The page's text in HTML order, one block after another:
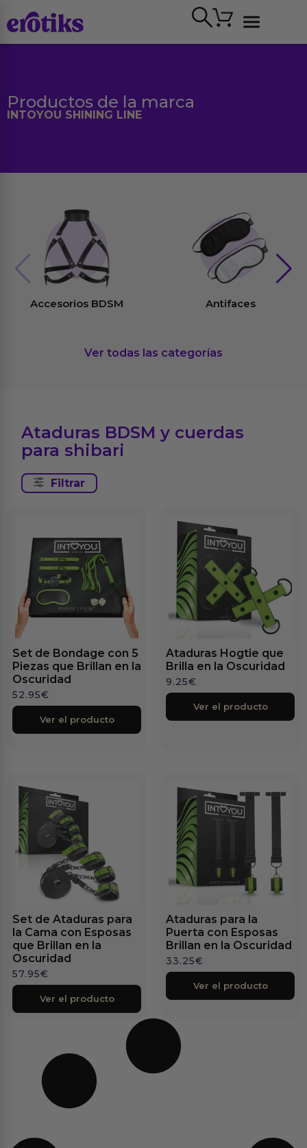
al
contenido
Carrito
Productos de la marca
INTOYOU SHINING LINE
Accesorios BDSM Antifaces
Ver todas las categorías
Ataduras BDSM y cuerdas
para shibari
Filtrar
Set de Bondage con 5
Piezas que Brillan en la
Oscuridad
52.95€
Ver el producto
Ataduras Hogtie que
Brilla en la Oscuridad
9.25€
Ver el producto
Set de Ataduras para
la Cama con Esposas
que Brillan en la
Oscuridad
57.95€
Ver el producto
Ataduras para la
Puerta con Esposas
Brillan en la Oscuridad
33.25€
Ver el producto